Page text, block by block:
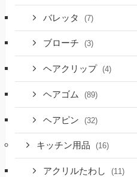
バレッタ (7)
ブローチ (3)
ヘアクリップ (4)
ヘアゴム (89)
ヘアピン (32)
キッチン用品 (16)
アクリルたわし (11)